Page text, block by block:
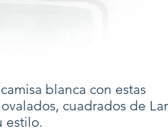
blanca con estas
cuadrados de
estilo.